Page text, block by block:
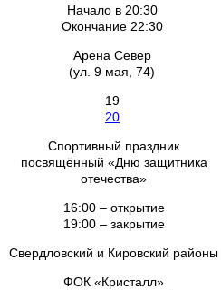
Начало в 20:30
Окончание 22:30
Арена Север
(ул. 9 мая, 74)
19
20
Спортивный праздник
посвящённый «Дню защитника
отечества»
16:00 – открытие
19:00 – закрытие
Свердловский и Кировский районы
ФОК «Кристалл»